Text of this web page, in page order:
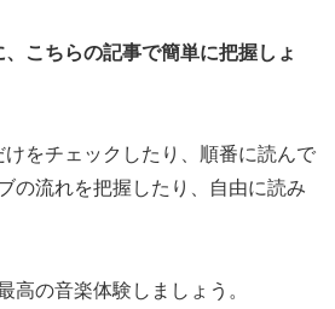
こちらの記事で簡単に把握しょ
けをチェックしたり、順番に読んで
の流れを把握したり、自由に読み
高の音楽体験しましょう。